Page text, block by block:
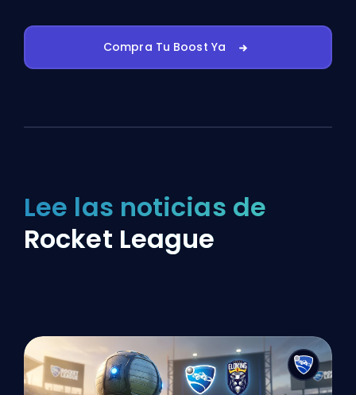
Compra Tu Boost Ya
Lee las noticias de
Rocket League